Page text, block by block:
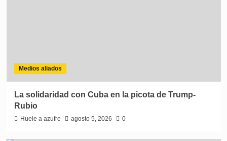
Medios aliados
La solidaridad con Cuba en la picota de Trump-
Rubio
Huele a azufre agosto 5, 2026 0